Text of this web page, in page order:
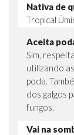
Nativa de
Tropical
Aceita
Sim,
utilizando
poda.
dos galgos
fungos.
Vai na